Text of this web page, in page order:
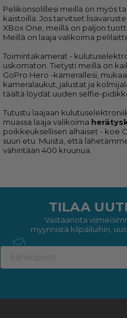
Pelikonsolillesi meillä on myös
kaistoilla. Jos tarvitset
XBox One, meillä on paljon
Meillä on laaja valikoima
Toimintakamerat -
uskomaton. Tietysti meillä on
GoPro Hero -kamerallesi,
kameralaukut, jalustat ja
täältä löydät uuden selfie-
Tutustu laajaan
muassa laaja valikoima
poikkeuksellisen alhaiset - koe
suuri etu. Muista, että
vähintään 400 kruunua.
TILAA
Vastaanota
myynnistä kilpailuihin,